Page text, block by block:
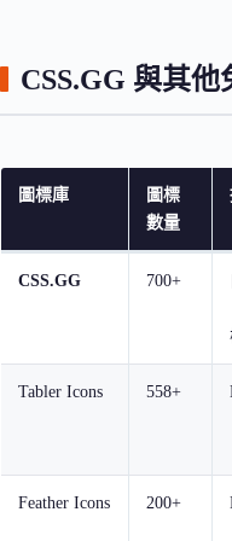
CSS.GG 與其
圖標庫
圖標
數量
CSS.GG 700+
Tabler Icons 558+
Feather Icons 200+